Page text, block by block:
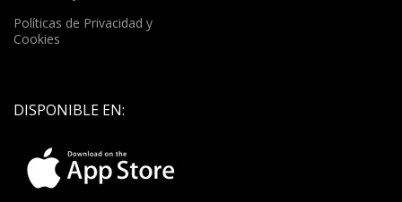
Políticas de Privacidad y
Cookies
DISPONIBLE EN: